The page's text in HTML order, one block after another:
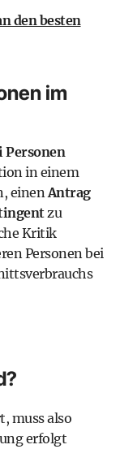
den besten
im
Personen
in einem
einen Antrag
zu
Kritik
Personen bei
muss also
erfolgt